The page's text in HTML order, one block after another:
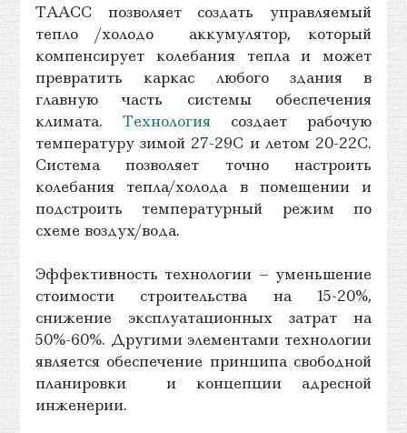
ТААСС позволяет создать управляемый
тепло /холодо аккумулятор, который
компенсирует колебания тепла и может
превратить каркас любого здания в
главную часть системы обеспечения
климата. Технологиясоздает рабочую
температуру зимой 27-29С и летом 20-22С.
Система позволяет точно настроить
колебания тепла/холода в помещении и
подстроить температурный режим по
схеме воздух/вода.
Эффективность технологии – уменьшение
стоимости строительства на 15-20%,
снижение эксплуатационных затрат на
50%-60%. Другими элементами технологии
является обеспечение принципа свободной
планировки и концепции адресной
инженерии.